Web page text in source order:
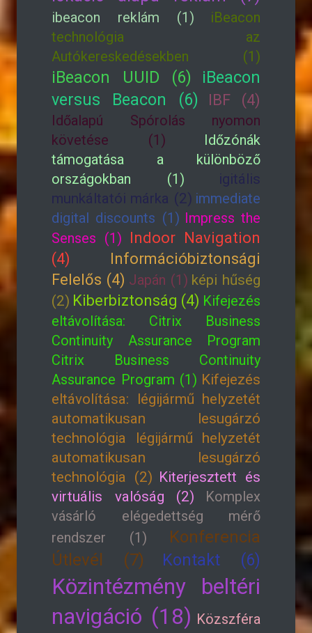
ibeacon reklám (1)
iBeacon
technológia az
Autókereskedésekben (1)
iBeacon UUID (6)
iBeacon
versus Beacon (6)
IBF (4)
Időalapú Spórolás nyomon
követése (1)
Időzónák
támogatása a különböző
országokban (1)
igitális
munkáltatói márka (2) immediate
digital discounts (1) Impress the
Senses (1) Indoor Navigation
(4)
Információbiztonsági
Felelős (4) Japán (1) képi hűség
(2) Kiberbiztonság (4) Kifejezés
eltávolítása: Citrix Business
Continuity Assurance Program
Citrix Business Continuity
Assurance Program (1) Kifejezés
eltávolítása: légijármű helyzetét
automatikusan lesugárzó
technológia légijármű helyzetét
automatikusan lesugárzó
technológia (2) Kiterjesztett és
virtuális valóság (2)
Komplex
vásárló elégedettség mérő
rendszer (1)
Konferencia
Útlevél (7)
Kontakt (6)
Közintézmény beltéri
navigáció (18) Közszféra